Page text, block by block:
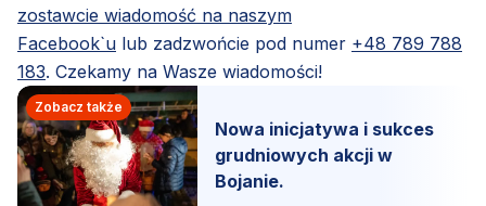
zostawcie wiadomość na naszym
Facebook`u lub zadzwońcie pod numer +48 789 788
183. Czekamy na Wasze wiadomości!
Zobacz także
Nowa inicjatywa i sukces
grudniowych akcji w
Bojanie.